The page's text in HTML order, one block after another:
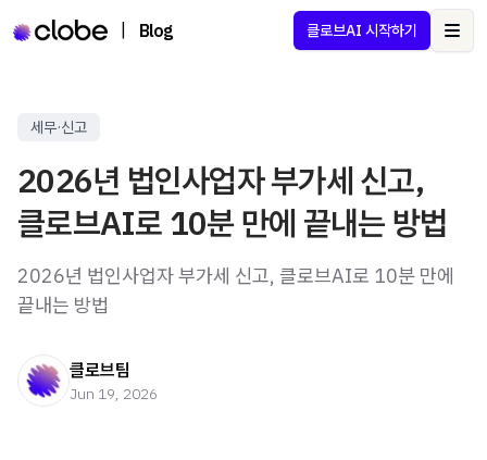
Blog 클로브AI 시작하기
세무·신고
2026년 법인사업자 부가세 신고,
클로브AI로 10분 만에 끝내는 방법
2026년 법인사업자 부가세 신고, 클로브AI로 10분 만에
끝내는 방법
클로브팀
Jun 19, 2026